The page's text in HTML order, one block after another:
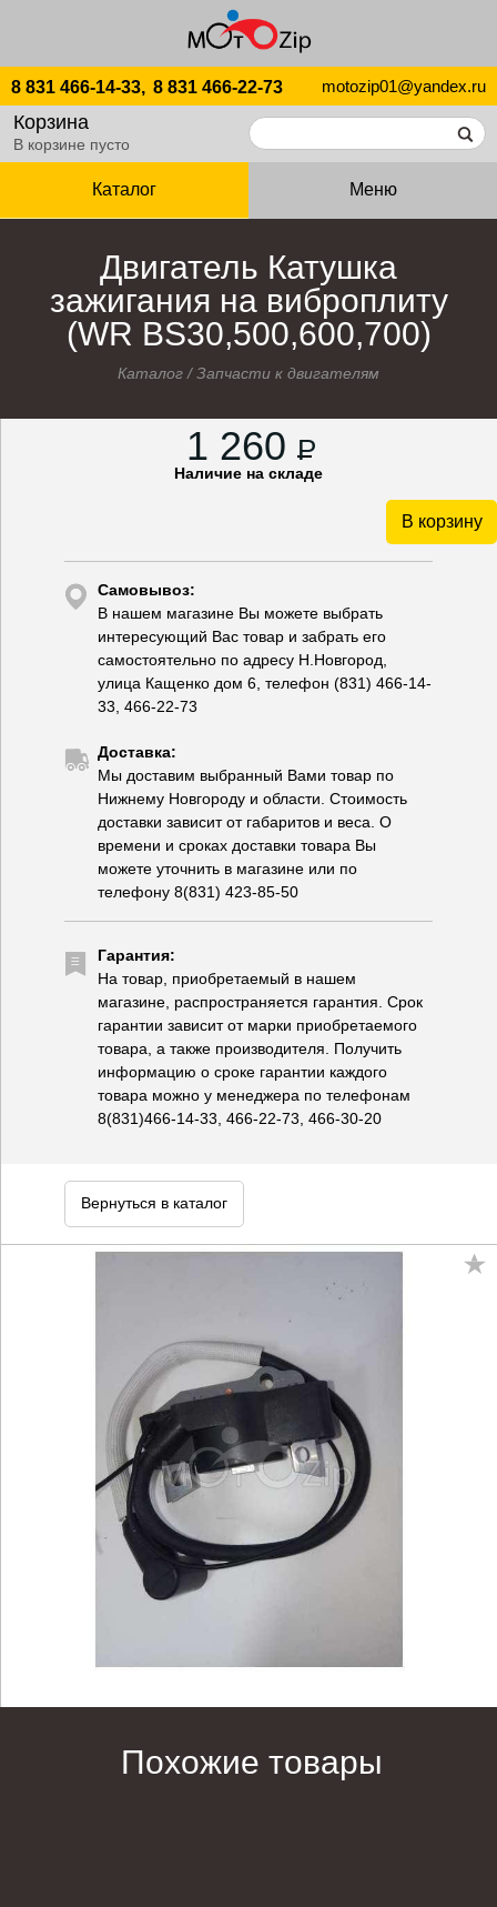
8 831 466-14-33, 8 831 466-22-73 motozip01@yandex.ru
Корзина
В корзине пусто
Каталог Меню
Двигатель Катушка
зажигания на виброплиту
(WR BS30,500,600,700)
Каталог /Запчасти к двигателям
1 260 P
Наличие на складе
В корзину
Самовывоз:
В нашем магазине Вы можете выбрать
интересующий Вас товар и забрать его
самостоятельно по адресу Н.Новгород,
улица Кащенко дом 6, телефон (831) 466-14-
33, 466-22-73
Доставка:
Мы доставим выбранный Вами товар по
Нижнему Новгороду и области. Стоимость
доставки зависит от габаритов и веса. О
времени и сроках доставки товара Вы
можете уточнить в магазине или по
телефону 8(831) 423-85-50
Гарантия:
На товар, приобретаемый в нашем
магазине, распространяется гарантия. Срок
гарантии зависит от марки приобретаемого
товара, а также производителя. Получить
информацию о сроке гарантии каждого
товара можно у менеджера по телефонам
8(831)466-14-33, 466-22-73, 466-30-20
Вернуться в каталог
Похожие товары